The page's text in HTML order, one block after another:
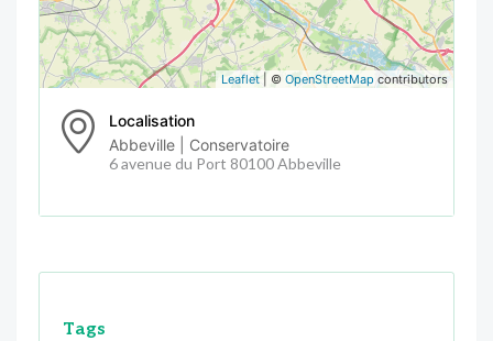
Leaflet | © OpenStreetMap contributors
Localisation
Abbeville | Conservatoire
6 avenue du Port 80100 Abbeville
Tags